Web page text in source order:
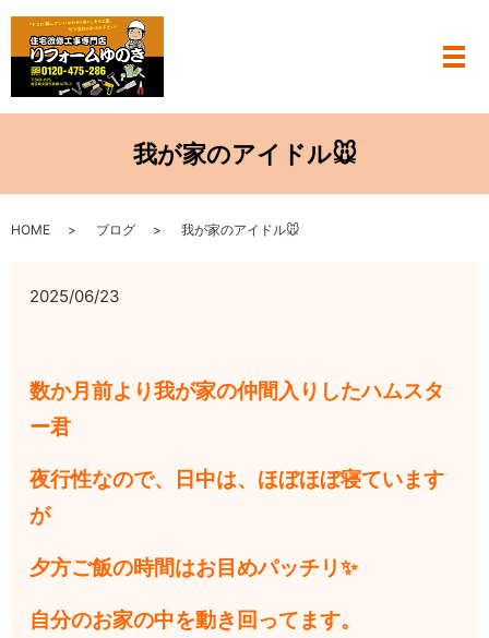
メ
我が家のアイドル🐭
HOME ブログ 我が家のアイドル🐭
2025/06/23
数か月前より我が家の仲間入りしたハムスタ
ー君
夜行性なので、日中は、ほぼほぼ寝ています
が
夕方ご飯の時間はお目めパッチリ✨
自分のお家の中を動き回ってます。